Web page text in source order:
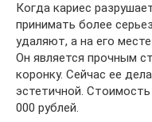
Когда кариес
принимать более
удаляют, а на его
Он является прочным
коронку. Сейчас ее
эстетичной.
000 рублей.